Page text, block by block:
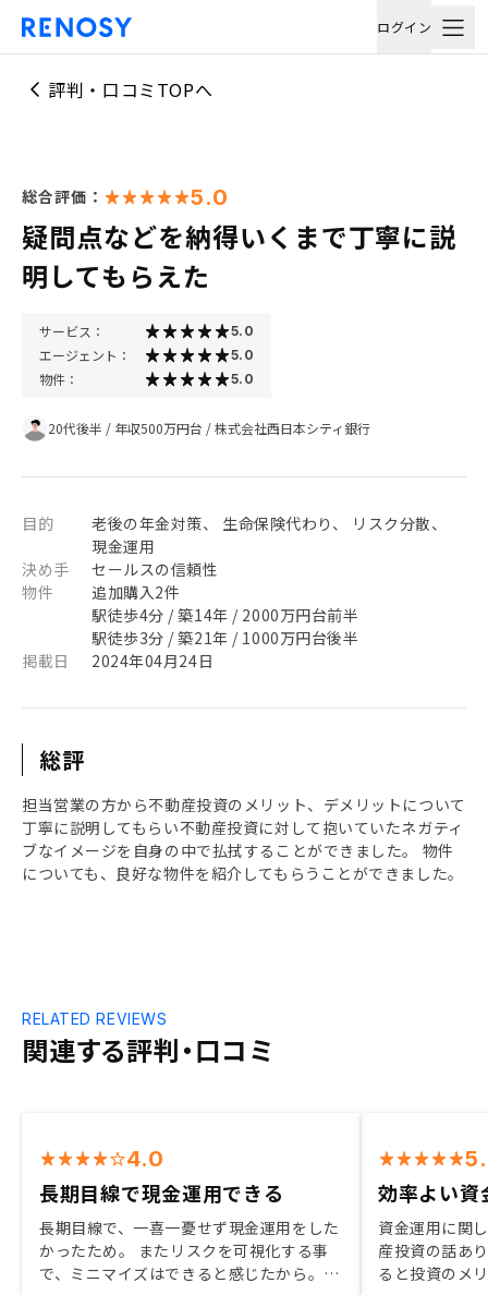
ログイン
評判・口コミTOPへ
総合評価： 5.0
疑問点などを納得いくまで丁寧に説
明してもらえた
サービス： 5.0
エージェント： 5.0
物件： 5.0
20代後半 / 年収500万円台 /株式会社西日本シティ銀行
目的
老後の年金対策、 生命保険代わり、 リスク分散、
現金運用
決め手
セールスの信頼性
物件
追加購入2件
駅徒歩4分 / 築14年 / 2000万円台前半
駅徒歩3分 / 築21年 / 1000万円台後半
掲載日
2024年04月24日
総評
担当営業の方から不動産投資のメリット、デメリットについて
丁寧に説明してもらい不動産投資に対して抱いていたネガティ
ブなイメージを自身の中で払拭することができました。 物件
についても、良好な物件を紹介してもらうことができました。
関連する評判・口コミ
RELATED REVIEWS
4.0
長期目線で現金運用できる
長期目線で、一喜一憂せず現金運用をした
かったため。 またリスクを可視化する事
で、ミニマイズはできると感じたから。
効率よい資
資金運用に関
産投資の話あ
ると投資のメ